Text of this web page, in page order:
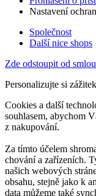
Nastavení
Společnost
Další nice shops
Zde odstoupit od
Personalizujte si
Cookies a další
souhlasem, abychom
z nakupování.
Za tímto účelem
chování a zařízeních.
našich webových
obsahu, stejně jako k
data můžeme také